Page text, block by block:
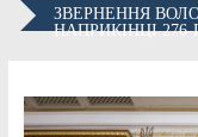
ЗВЕРНЕННЯ
НАПРИКІНЦІ